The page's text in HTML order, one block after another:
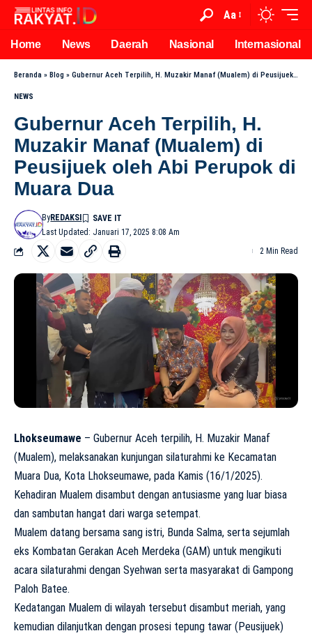
Aa
Home News Daerah Nasional Internasional
Beranda » Blog » Gubernur Aceh Terpilih, H. Muzakir Manaf (Mualem) di Peusijuek oleh Abi Perupok di Muara Dua
NEWS
Gubernur Aceh Terpilih, H.
Muzakir Manaf (Mualem) di
Peusijuek oleh Abi Perupok di
Muara Dua
Last Updated: Januari 17, 2025 8:08 Am
ByREDAKSI
2 Min Read
Lhokseumawe – Gubernur Aceh terpilih, H. Muzakir Manaf
(Mualem), melaksanakan kunjungan silaturahmi ke Kecamatan
Muara Dua, Kota Lhokseumawe, pada Kamis (16/1/2025).
Kehadiran Mualem disambut dengan antusiasme yang luar biasa
dan sambutan hangat dari warga setempat.
Mualem datang bersama sang istri, Bunda Salma, serta sejumlah
eks Kombatan Gerakan Aceh Merdeka (GAM) untuk mengikuti
acara silaturahmi dengan Syehwan serta masyarakat di Gampong
Paloh Batee.
Kedatangan Mualem di wilayah tersebut disambut meriah, yang
kemudian dilanjutkan dengan prosesi tepung tawar (Peusijuek)